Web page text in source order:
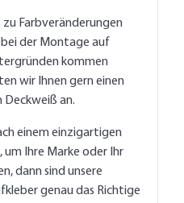
zu Farbveränderungen
der Montage auf
kommen
wir Ihnen gern einen
an.
einem einzigartigen
um Ihre Marke oder Ihr
dann sind unsere
genau das Richtige